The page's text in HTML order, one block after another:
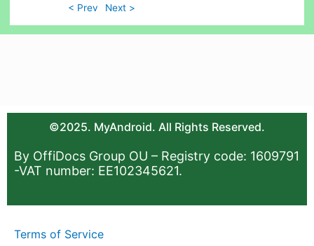
< Prev Next >
©2025. MyAndroid. All Rights Reserved.
By OffiDocs Group OU – Registry code: 1609791
-VAT number: EE102345621.
Terms of Service